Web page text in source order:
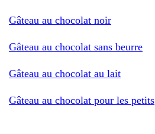
Gâteau au chocolat noir
Gâteau au chocolat sans beurre
Gâteau au chocolat au lait
Gâteau au chocolat pour les petits